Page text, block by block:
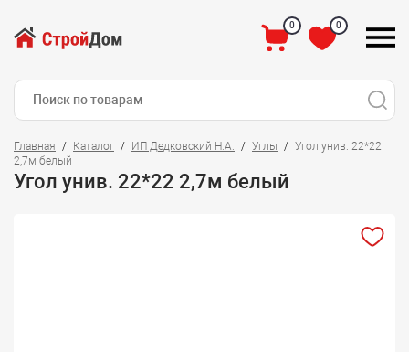
0 0
Главная Каталог ИП Дедковский Н.А. Углы
Угол унив. 22*22
2,7м белый
Угол унив. 22*22 2,7м белый